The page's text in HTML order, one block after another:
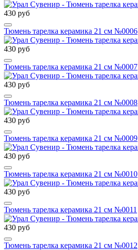
430 руб
Тюмень тарелка керамика 21 см №0006
430 руб
Тюмень тарелка керамика 21 см №0007
430 руб
Тюмень тарелка керамика 21 см №0008
430 руб
Тюмень тарелка керамика 21 см №0009
430 руб
Тюмень тарелка керамика 21 см №0010
430 руб
Тюмень тарелка керамика 21 см №0011
430 руб
Тюмень тарелка керамика 21 см №0012